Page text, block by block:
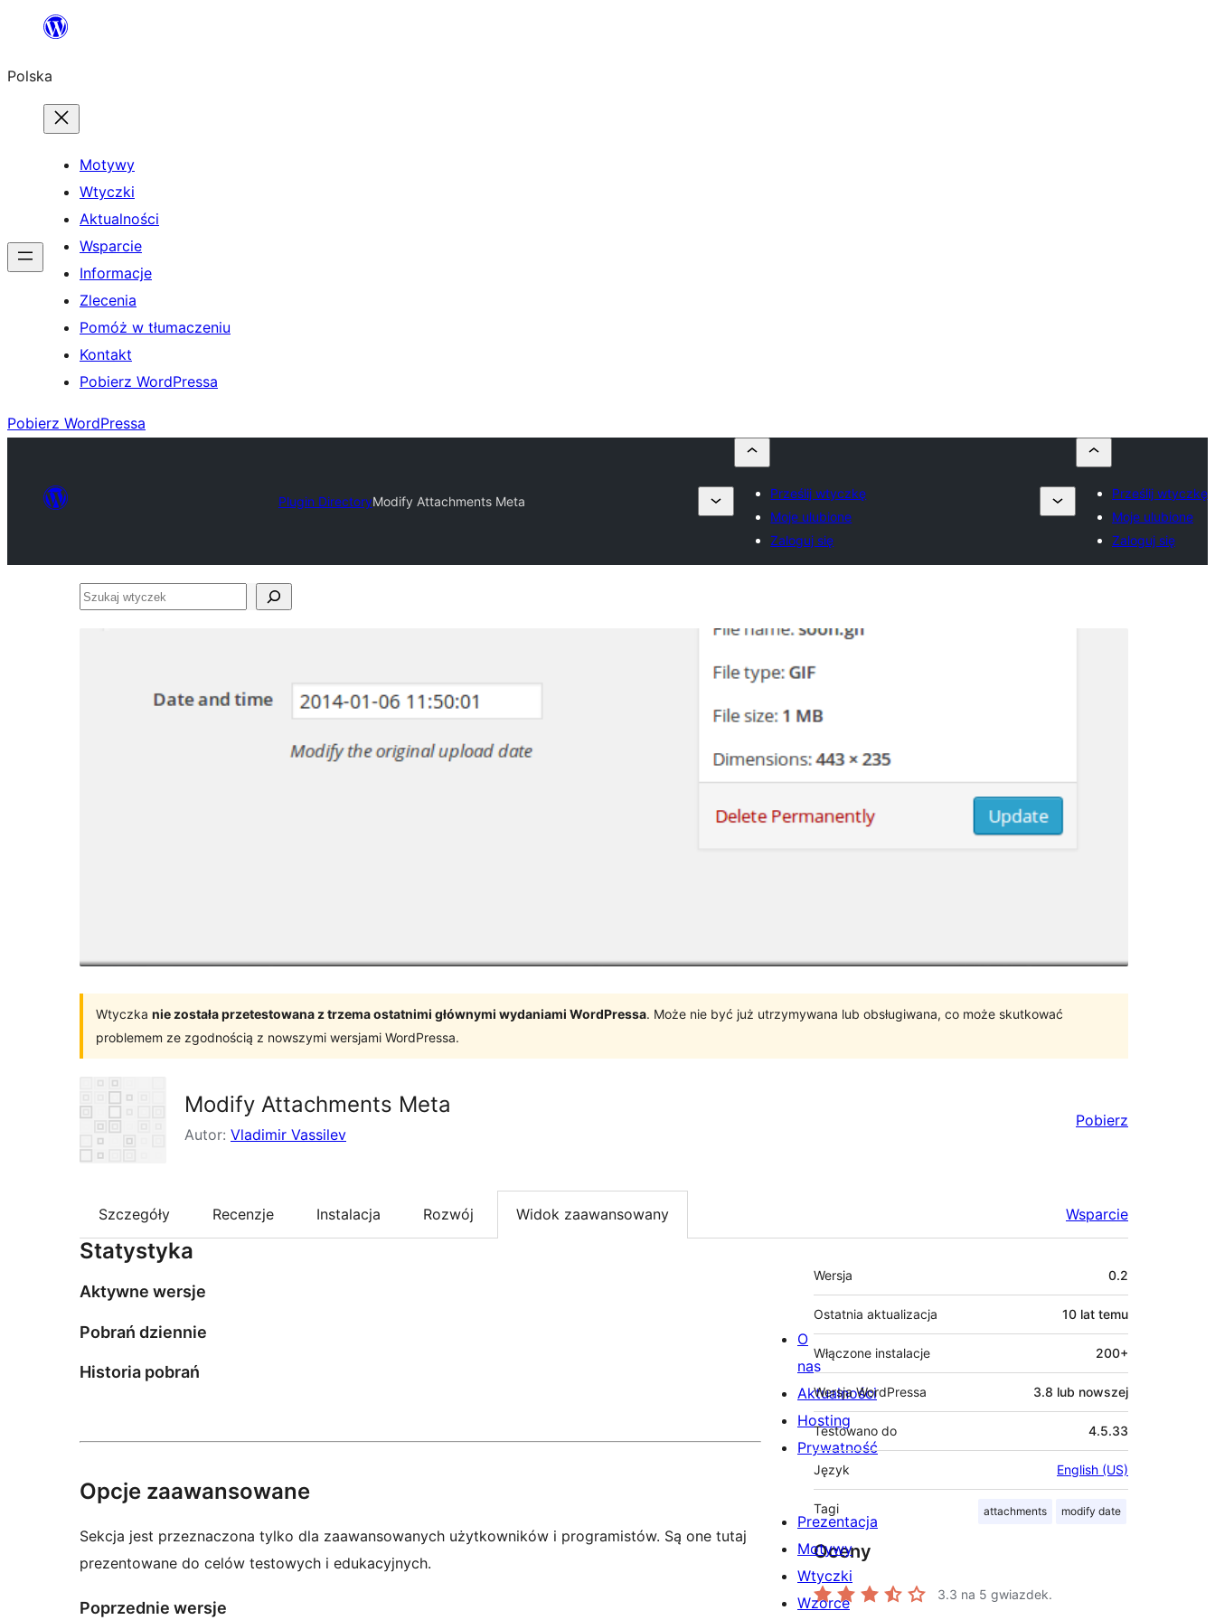
Przejdź
treści
Polska
Motywy
Wtyczki
Aktualności
Wsparcie
Informacje
Zlecenia
Pomóż w tłumaczeniu
Kontakt
Pobierz WordPressa
Pobierz WordPressa
Plugin DirectoryModify Attachments Meta
Prześlij wtyczkę
Moje ulubione
Zaloguj się
Prześlij wtyczkę
Moje ulubione
Zaloguj się
Szukaj
Wtyczka nie została przetestowana z trzema ostatnimi głównymi wydaniami WordPressa. Może nie być już utrzymywana lub obsługiwana, co może skutkować
problemem ze zgodnością z nowszymi wersjami WordPressa.
Modify Attachments Meta
Autor: Vladimir Vassilev
Pobierz
Szczegóły Recenzje Instalacja Rozwój Widok zaawansowany Wsparcie
Statystyka
Aktywne wersje
Pobrań dziennie
Historia pobrań
Opcje zaawansowane
Sekcja jest przeznaczona tylko dla zaawansowanych użytkowników i programistów. Są one tutaj
prezentowane do celów testowych i edukacyjnych.
Poprzednie wersje
Meta
Wersja 0.2
Ostatnia aktualizacja 10 lat temu
Włączone instalacje 200+
Wersja WordPressa 3.8 lub nowszej
Testowano do 4.5.33
Język English (US)
Tagi attachments modify date
Oceny
3.3 na 5 gwiazdek.
O
nas
Aktualności
Hosting
Prywatność
Prezentacja
Motywy
Wtyczki
Wzorce